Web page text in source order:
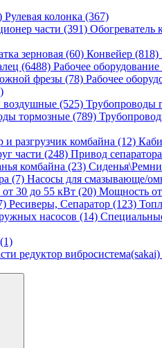
Рулевая колонка (367)
части (391) Обогреватель
зерновая (60) Конвейер (818)
(6488) Рабочее
фрезы (78) Рабочее
(525) Трубопроводы
тормозные (789)
и разгрузчик комбайна (12)
части (248) Привод
комбайна (23)
(7) Насосы для смазывающе/
30 до 55 кВт (20) Мощность
Ресиверы, Сепаратор (123)
насосов (14)
редуктор